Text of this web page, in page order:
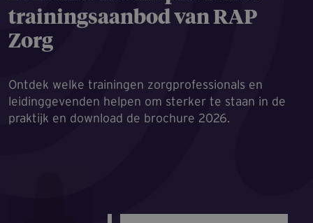
trainings­aanbod van RAP
Zorg
Ontdek welke trainingen zorgprofessionals en
leidinggevenden helpen om sterker te staan in de
praktijk en download de brochure 2026.